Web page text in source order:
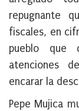
repugnante
fiscales, en
pueblo que
atenciones
encarar la
Pepe Mujica